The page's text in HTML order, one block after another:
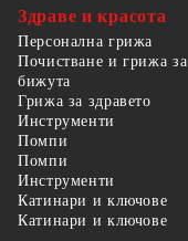
Здраве и красота
Персонална грижа
Почистване и грижа за
бижута
Грижа за здравето
Инструменти
Помпи
Помпи
Инструменти
Катинари и ключове
Катинари и ключове